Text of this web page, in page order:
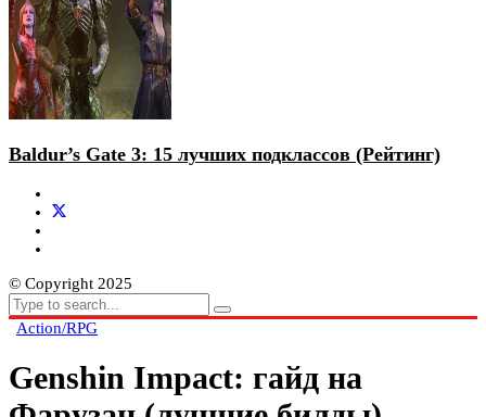
Baldur’s Gate 3: 15 лучших подклассов (Рейтинг)
© Copyright 2025
Action/RPG
Genshin Impact: гайд на